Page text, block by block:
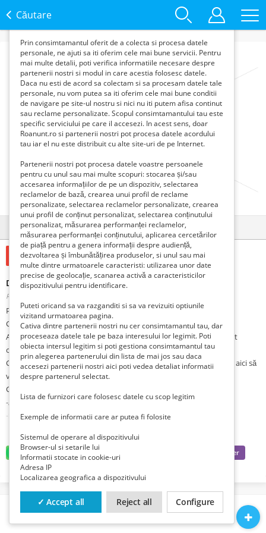
Căutare
Detalii Contact
1800 Euro €
Depozite Hermes
Romania, Prahova, Ploiesti, Ploiesti,
Plecari inainte de sarbatori!! ( de sarbatori se poate veni in tara)
Căutați o oportunitate de muncă în Germania?
Avem oferte excelente pentru a lucra în depozite Hermes la sortat
colete si scrisori, într-un mediu profesional și bine organizat.
Cu peste 10 ani de experiență în recrutare internațională, suntem aici să
vă ajutăm să găsiți locul ideal!
Ce Îți Oferim:
-Angajare Garantată: Contracte ferme și sigure
-Salariu Competitiv: Între 1800 și 2000 EUR net pe lună
-Contracte Flexibile: Pe 2, 3 sau 6 luni, cu opțiune de prelungire.
-Transport organizat de firmă
-Acceptăm și Cupluri!
-Vârsta Maximă: 55 de ani
Plecări Urgente în Decembrie 2024!
Pentru Detalii și Aplicații:
date sunt folosite pentru analizarea traffic-ului pe site-ul
Prin consimtamantul oferit de a colecta si procesa datele
personale, ne ajuti sa iti oferim cele mai bune servicii. Pentru
mai multe detalii, poti verifica informatiile necesare despre
partenerii nostri si modul in care acestia folosesc datele.
Daca nu esti de acord sa colectam si sa procesam datele tale
personale, nu vom putea sa iti oferim cele mai bune conditii
de navigare pe site-ul nostru si nici nu iti putem afisa continut
sau reclame personalizate. Scopul consimtamantului tau este
specific serviciului pe care il accesezi. In acest sens, doar
Roanunt.ro si partenerii nostri pot procesa datele acordului
tau iar el nu este distribuit cu alte site-uri de pe Internet.
Partenerii nostri pot procesa datele voastre persoanele
pentru cu unul sau mai multe scopuri: stocarea și/sau
accesarea informațiilor de pe un dispozitiv, selectarea
reclamelor de bază, crearea unui profil de reclame
personalizate, selectarea reclamelor personalizate, crearea
unui profil de conținut personalizat, selectarea conținutului
personalizat, măsurarea performanței reclamelor,
măsurarea performanței conținutului, aplicarea cercetărilor
de piață pentru a genera informații despre audiență,
dezvoltarea și îmbunătățirea produselor, si unul sau mai
multe dintre urmatoarele caracteristi: utilizarea unor date
precise de geolocație, scanarea activă a caracteristicilor
dispozitivului pentru identificare.
Puteti oricand sa va razganditi si sa va revizuiti optiunile
vizitand urmatoarea pagina.
Cativa dintre partenerii nostri nu cer consimtamantul tau, dar
proceseaza datele tale pe baza interesului lor legimit. Poti
obiecta intersul legitim si poti gestiona consimtamantul tau
prin alegerea partenerului din lista de mai jos sau daca
accesezi partenerii nostri aici poti vedea detaliat informatii
despre partenerul selectat.
Lista de furnizori care folosesc datele cu scop legitim
Exemple de informatii care ar putea fi folosite
Sistemul de operare al dispozitivului
Browser-ul si setarile lui
Informatii stocate in cookie-uri
Adresa IP
Localizarea geografica a dispozitivului
✓ Accept all Reject all Configure